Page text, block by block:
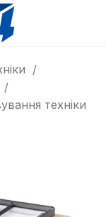
техніки